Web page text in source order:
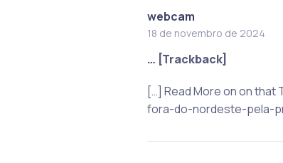
webcam
18 de novembro de 2024
… [Trackback]
[…] Read More on on
fora-do-nordeste-pela-